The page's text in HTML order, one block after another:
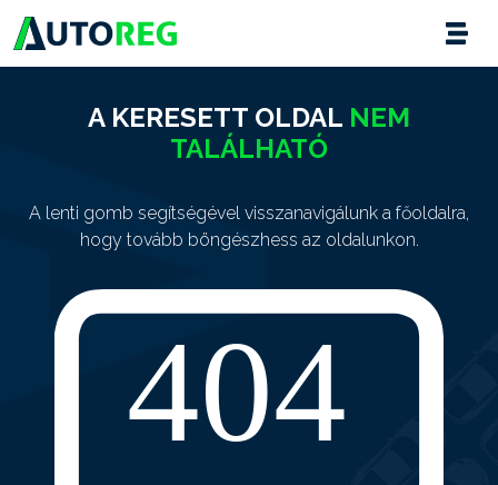
A KERESETT OLDAL NEM
TALÁLHATÓ
A lenti gomb segítségével visszanavigálunk a főoldalra,
hogy tovább böngészhess az oldalunkon.